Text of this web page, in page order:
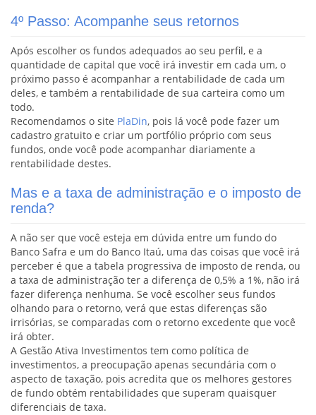
4º Passo: Acompanhe seus retornos
Após escolher os fundos adequados ao seu perfil, e a
quantidade de capital que você irá investir em cada um, o
próximo passo é acompanhar a rentabilidade de cada um
deles, e também a rentabilidade de sua carteira como um
todo.
Recomendamos o site PlaDin, pois lá você pode fazer um
cadastro gratuito e criar um portfólio próprio com seus
fundos, onde você pode acompanhar diariamente a
rentabilidade destes.
Mas e a taxa de administração e o imposto de
renda?
A não ser que você esteja em dúvida entre um fundo do
Banco Safra e um do Banco Itaú, uma das coisas que você irá
perceber é que a tabela progressiva de imposto de renda, ou
a taxa de administração ter a diferença de 0,5% a 1%, não irá
fazer diferença nenhuma. Se você escolher seus fundos
olhando para o retorno, verá que estas diferenças são
irrisórias, se comparadas com o retorno excedente que você
irá obter.
A Gestão Ativa Investimentos tem como política de
investimentos, a preocupação apenas secundária com o
aspecto de taxação, pois acredita que os melhores gestores
de fundo obtém rentabilidades que superam quaisquer
diferenciais de taxa.